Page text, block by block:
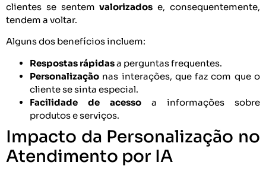
clientes se sentemvalorizados e, consequentemente,
tendem a voltar.
Alguns dos benefícios incluem:
Respostas rápidasa perguntas frequentes.
Personalização nas interações, que faz com que o
cliente se sinta especial.
Facilidade de acesso a informações sobre
produtos e serviços.
Impacto da Personalização no
Atendimento por IA